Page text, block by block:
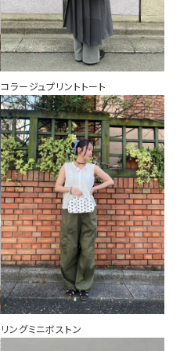
コラージュプリントトート
リングミニボストン